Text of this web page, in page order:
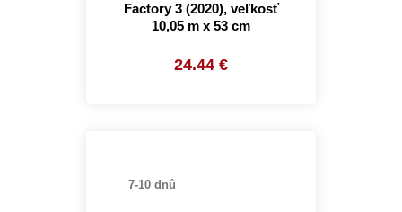
Factory 3 (2020), veľkosť
10,05 m x 53 cm
24.44 €
7-10 dnů